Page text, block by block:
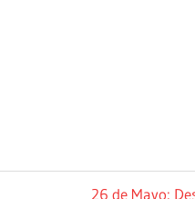
Siguiente
26 de Mayo: